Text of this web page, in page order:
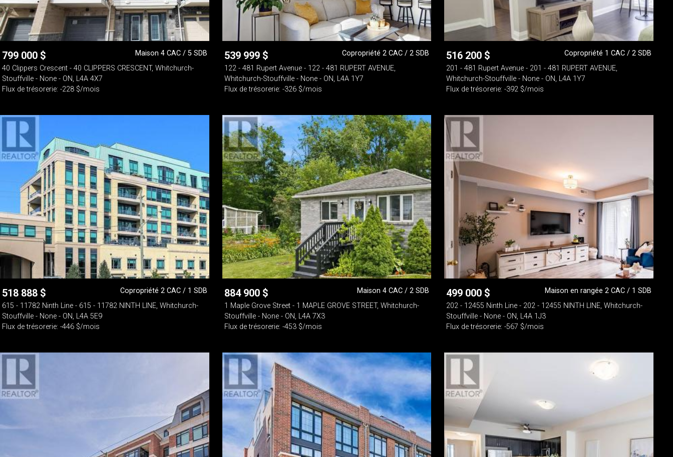
799 000 $
Maison 4 CAC / 5 SDB
40 Clippers Crescent - 40 CLIPPERS CRESCENT, Whitchurch-
Stouffville - None - ON, L4A 4X7
Flux de trésorerie: -228 $/mois
539 999 $
Copropriété 2 CAC / 2 SDB
122 - 481 Rupert Avenue - 122 - 481 RUPERT AVENUE,
Whitchurch-Stouffville - None - ON, L4A 1Y7
Flux de trésorerie: -326 $/mois
516 200 $
Copropriété 1 CAC / 2 SDB
201 - 481 Rupert Avenue - 201 - 481 RUPERT AVENUE,
Whitchurch-Stouffville - None - ON, L4A 1Y7
Flux de trésorerie: -392 $/mois
518 888 $
Copropriété 2 CAC / 1 SDB
615 - 11782 Ninth Line - 615 - 11782 NINTH LINE, Whitchurch-
Stouffville - None - ON, L4A 5E9
Flux de trésorerie: -446 $/mois
884 900 $
Maison 4 CAC / 2 SDB
1 Maple Grove Street - 1 MAPLE GROVE STREET, Whitchurch-
Stouffville - None - ON, L4A 7X3
Flux de trésorerie: -453 $/mois
499 000 $
Maison en rangée 2 CAC / 1 SDB
202 - 12455 Ninth Line - 202 - 12455 NINTH LINE, Whitchurch-
Stouffville - None - ON, L4A 1J3
Flux de trésorerie: -567 $/mois